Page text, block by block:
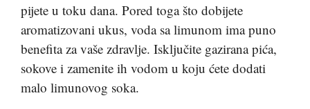
pijete u toku dana. Pored toga što dobijete
aromatizovani ukus, voda sa limunom ima puno
benefita za vaše zdravlje. Isključite gazirana pića,
sokove i zamenite ih vodom u koju ćete dodati
malo limunovog soka.